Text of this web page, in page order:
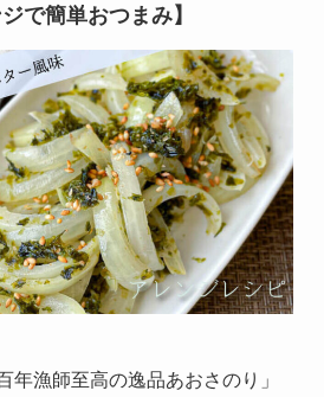
で簡単おつまみ】
年漁師至高の逸品あおさのり」